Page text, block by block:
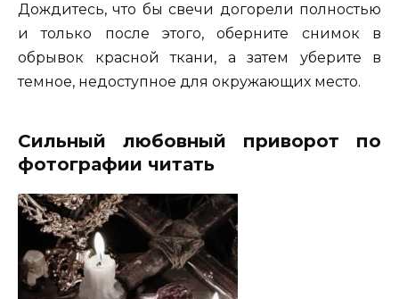
Дождитесь, что бы свечи догорели полностью
и только после этого, оберните снимок в
обрывок красной ткани, а затем уберите в
темное, недоступное для окружающих место.
Сильный любовный приворот по
фотографии читать